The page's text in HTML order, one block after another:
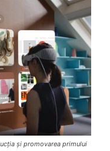
și promovarea primului